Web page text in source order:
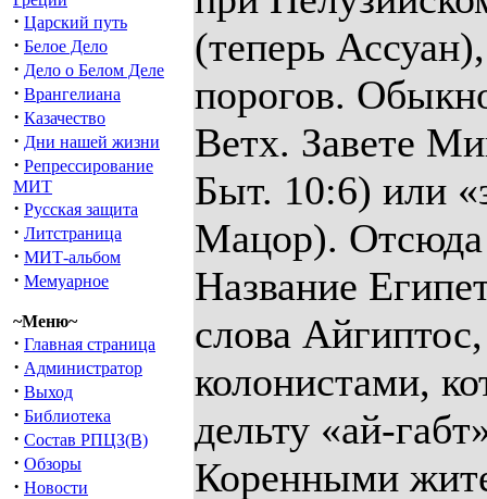
· Царский путь
· Белое Дело
· Дело о Белом Деле
· Врангелиана
· Казачество
· Дни нашей жизни
· Репрессирование
МИТ
· Русская защита
· Литстраница
· МИТ-альбом
· Мемуарное
~Меню~
· Главная страница
· Администратор
· Выход
· Библиотека
· Состав РПЦЗ(В)
· Обзоры
· Новости